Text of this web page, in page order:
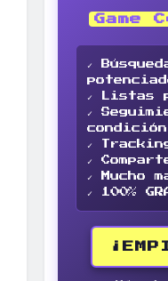
Game
✓
✓ Listas
✓
condición
✓
✓
✓ Mucho
✓ 100%